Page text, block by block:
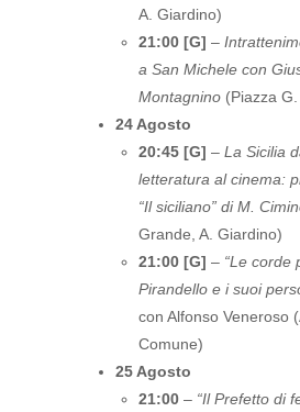
A. Giardino)
21:00 [G] –
a San Michele con
Montagnino (Piazza
24 Agosto
20:45 [G] – La Sicilia
letteratura al cinema:
“Il siciliano” di M.
Grande, A. Giardino)
21:00 [G] – “Le corde
Pirandello e i suoi
con Alfonso Veneroso
Comune)
25 Agosto
21:00 – “Il Prefetto di